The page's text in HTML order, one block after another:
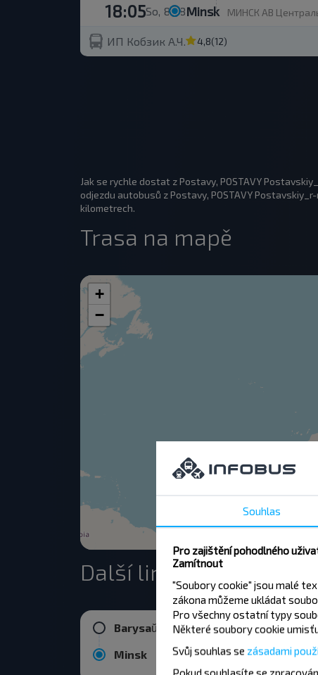
So, 8.08
18:05 Minsk МИНСК АВ
ИП Кобзик А.Ч. 4,8(12)
Jak se rychle dostat z Postavy, POSTAVY
odjezdu autobusů z Postavy, POSTAVY
kilometrech.
Trasa na mapě
+
−
Další linky do Minsk
Barysaŭ
Minsk
Souhlas
Pro zajištění pohodlného
Zamítnout
"Soubory cookie" jsou malé
zákona můžeme ukládat
Pro všechny ostatní typy
Některé soubory cookie
Svůj souhlas se zásadami